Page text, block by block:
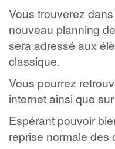
Vous trouverez
nouveau planning
sera adressé aux
classique.
Vous pourrez
internet ainsi que
Espérant pouvoir
reprise normale des